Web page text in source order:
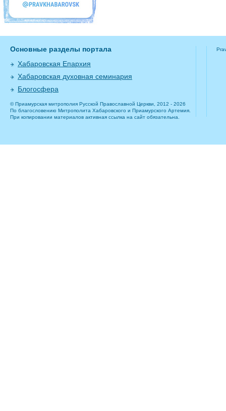
Основные разделы портала
Хабаровская Епархия
Хабаровская духовная семинария
Блогосфера
© Приамурская митрополия Русской Православной Церкви, 2012 - 2026
По благословению Митрополита Хабаровского и Приамурского Артемия.
При копировании материалов активная ссылка на сайт обязательна.